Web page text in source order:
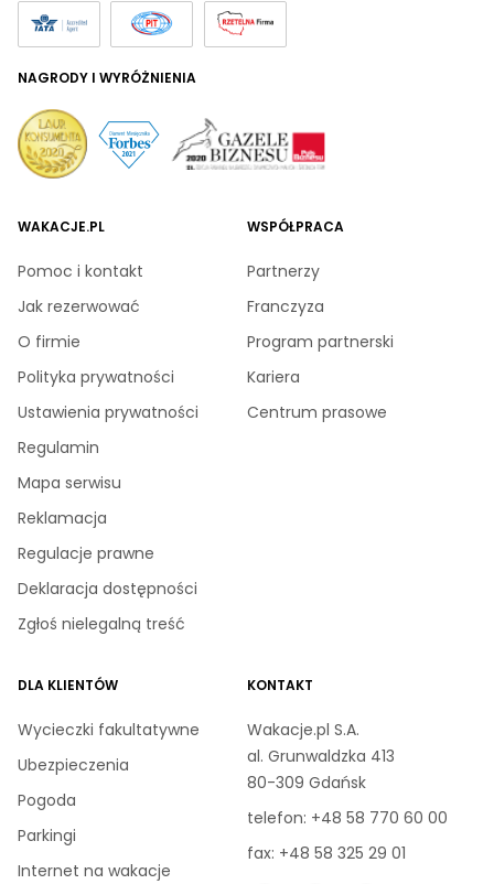
WAKACJE.PL
Pomoc i kontakt
Jak rezerwować
O firmie
Polityka prywatności
Ustawienia prywatności
Regulamin
Mapa serwisu
Reklamacja
Regulacje prawne
Deklaracja dostępności
Zgłoś nielegalną treść
WSPÓŁPRACA
Partnerzy
Franczyza
Program partnerski
Kariera
Centrum prasowe
DLA KLIENTÓW
Wycieczki fakultatywne
Ubezpieczenia
Pogoda
Parkingi
Internet na wakacje
KONTAKT
Wakacje.pl S.A.
al. Grunwaldzka 413
80-309 Gdańsk
telefon: +48 58 770 60 00
fax: +48 58 325 29 01
NAGRODY I WYRÓŻNIENIA